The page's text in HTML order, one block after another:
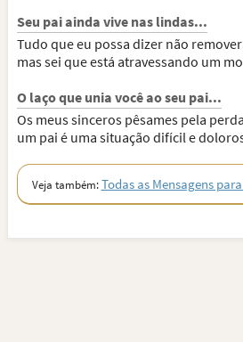
Seu pai ainda vive nas lindas...
Tudo que eu possa dizer não
mas sei que está atravessando um
O laço que unia você ao seu pai...
Os meus sinceros pêsames pela
um pai é uma situação difícil e
Veja também:Todas as Mensagens